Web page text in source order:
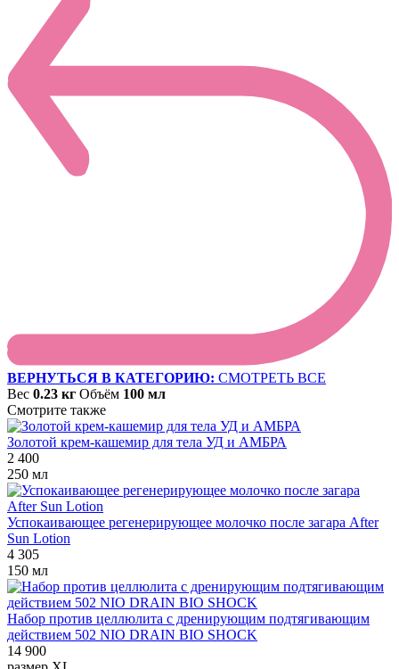
ВЕРНУТЬСЯ В КАТЕГОРИЮ: СМОТРЕТЬ ВСЕ
Вес 0.23 кг Объём 100 мл
Смотрите также
Золотой крем-кашемир для тела УД и АМБРА
2 400
250 мл
Успокаивающее регенерирующее молочко после загара After
Sun Lotion
4 305
150 мл
Набор против целлюлита с дренирующим подтягивающим
действием 502 NIO DRAIN BIO SHOCK
14 900